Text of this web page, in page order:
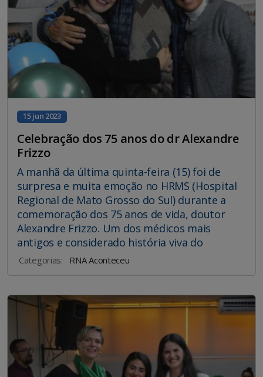
15 jun 2023
Celebração dos 75 anos do dr Alexandre
Frizzo
A manhã da última quinta-feira (15) foi de
surpresa e muita emoção no HRMS (Hospital
Regional de Mato Grosso do Sul) durante a
comemoração dos 75 anos de vida, doutor
Alexandre Frizzo. Um dos médicos mais
antigos e considerado história viva do
Categorias: RNA Aconteceu